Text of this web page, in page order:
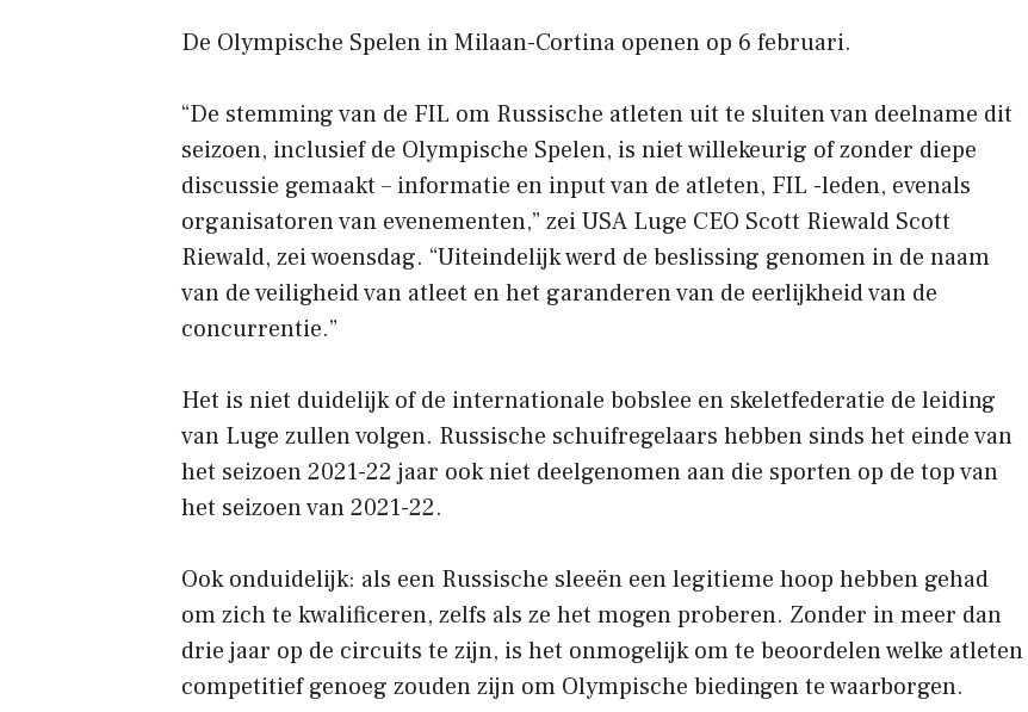
De Olympische Spelen in Milaan-Cortina openen op 6 februari.
“De stemming van de FIL om Russische atleten uit te sluiten van deelname dit
seizoen, inclusief de Olympische Spelen, is niet willekeurig of zonder diepe
discussie gemaakt – informatie en input van de atleten, FIL -leden, evenals
organisatoren van evenementen,” zei USA Luge CEO Scott Riewald Scott
Riewald, zei woensdag. “Uiteindelijk werd de beslissing genomen in de naam
van de veiligheid van atleet en het garanderen van de eerlijkheid van de
concurrentie.”
Het is niet duidelijk of de internationale bobslee en skeletfederatie de leiding
van Luge zullen volgen. Russische schuifregelaars hebben sinds het einde van
het seizoen 2021-22 jaar ook niet deelgenomen aan die sporten op de top van
het seizoen van 2021-22.
Ook onduidelijk: als een Russische sleeën een legitieme hoop hebben gehad
om zich te kwalificeren, zelfs als ze het mogen proberen. Zonder in meer dan
drie jaar op de circuits te zijn, is het onmogelijk om te beoordelen welke atleten
competitief genoeg zouden zijn om Olympische biedingen te waarborgen.